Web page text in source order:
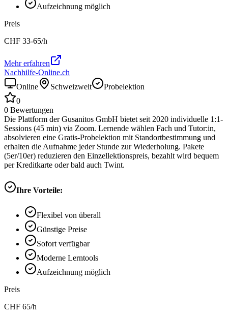
Aufzeichnung möglich
Preis
CHF 33-65/h
Mehr erfahren
Nachhilfe-Online.ch
Online
Schweizweit
Probelektion
0
0 Bewertungen
Die Plattform der Gusanitos GmbH bietet seit 2020 individuelle 1:1-
Sessions (45 min) via Zoom. Lernende wählen Fach und Tutor:in,
absolvieren eine Gratis-Probelektion mit Standortbestimmung und
erhalten die Aufnahme jeder Stunde zur Wiederholung. Pakete
(5er/10er) reduzieren den Einzellektionspreis, bezahlt wird bequem
per Kreditkarte oder bald auch Twint.
Ihre Vorteile:
Flexibel von überall
Günstige Preise
Sofort verfügbar
Moderne Lerntools
Aufzeichnung möglich
Preis
CHF 65/h